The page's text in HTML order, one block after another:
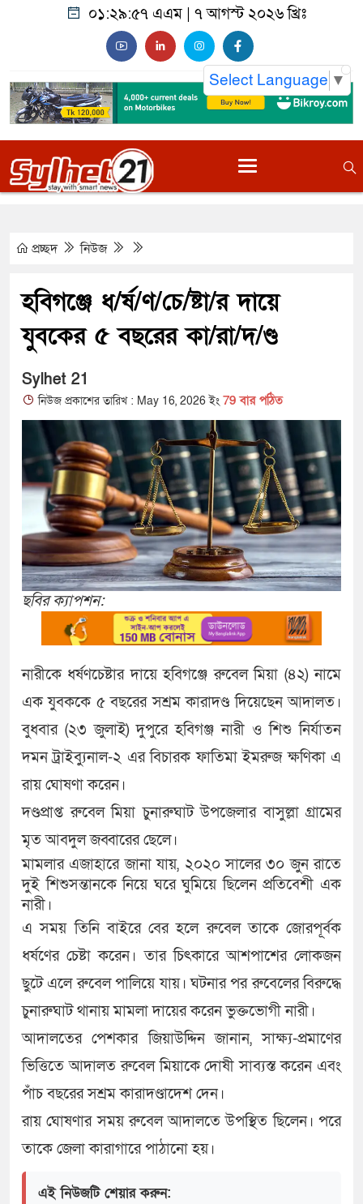
০১:২৯:৫৮ এএম |৭ আগস্ট ২০২৬ খ্রিঃ
Select Language ▼
প্রচ্ছদ নিউজ
হবিগঞ্জে ধ/র্ষ/ণ/চে/ষ্টা/র দায়ে
যুবকের ৫ বছরের কা/রা/দ/ণ্ড
Sylhet 21
নিউজ প্রকাশের তারিখ : May 16, 2026 ইং 79 বার পঠিত
ছবির ক্যাপশন:
নারীকে ধর্ষণচেষ্টার দায়ে হবিগঞ্জে রুবেল মিয়া (৪২) নামে
এক যুবককে ৫ বছরের সশ্রম কারাদণ্ড দিয়েছেন আদালত।
বুধবার (২৩ জুলাই) দুপুরে হবিগঞ্জ নারী ও শিশু নির্যাতন
দমন ট্রাইব্যুনাল-২ এর বিচারক ফাতিমা ইমরুজ ক্ষণিকা এ
রায় ঘোষণা করেন।
দণ্ডপ্রাপ্ত রুবেল মিয়া চুনারুঘাট উপজেলার বাসুল্লা গ্রামের
মৃত আবদুল জব্বারের ছেলে।
মামলার এজাহারে জানা যায়, ২০২০ সালের ৩০ জুন রাতে
দুই শিশুসন্তানকে নিয়ে ঘরে ঘুমিয়ে ছিলেন প্রতিবেশী এক
নারী।
এ সময় তিনি বাইরে বের হলে রুবেল তাকে জোরপূর্বক
ধর্ষণের চেষ্টা করেন। তার চিৎকারে আশপাশের লোকজন
ছুটে এলে রুবেল পালিয়ে যায়। ঘটনার পর রুবেলের বিরুদ্ধে
চুনারুঘাট থানায় মামলা দায়ের করেন ভুক্তভোগী নারী।
আদালতের পেশকার জিয়াউদ্দিন জানান, সাক্ষ্য-প্রমাণের
ভিত্তিতে আদালত রুবেল মিয়াকে দোষী সাব্যস্ত করেন এবং
পাঁচ বছরের সশ্রম কারাদণ্ডাদেশ দেন।
রায় ঘোষণার সময় রুবেল আদালতে উপস্থিত ছিলেন। পরে
তাকে জেলা কারাগারে পাঠানো হয়।
এই নিউজটি শেয়ার করুন: